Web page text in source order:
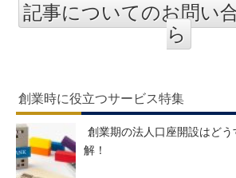
記事についてのお問い
ら
創業時に役立つサービス特集
創業期の法人口座開設はど
解！